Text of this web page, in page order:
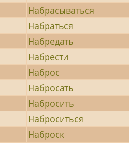
Набрасываться
Набраться
Набредать
Набрести
Наброс
Набросать
Набросить
Наброситься
Наброск